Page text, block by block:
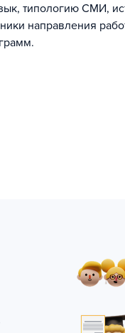
типологию СМИ,
направления